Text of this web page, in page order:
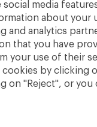
media
about your
and analytics
that you have
your use of their
cookies by clicking
on "Reject", or you